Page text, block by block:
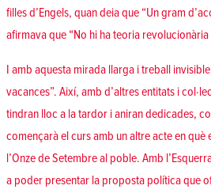
filles d’Engels, quan deia que “Un gram
afirmava que “No hi ha teoria
I amb aquesta mirada llarga i treball
vacances”. Així, amb d’altres entitats i
tindran lloc a la tardor i aniran dedicades,
començarà el curs amb un altre acte en
l’Onze de Setembre al poble. Amb
a poder presentar la proposta política que